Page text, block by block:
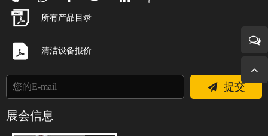
所有产品目录
清洁设备报价
提交
展会信息